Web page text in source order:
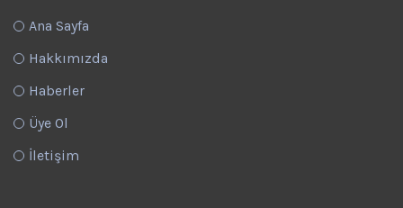
Ana Sayfa
Hakkımızda
Haberler
Üye Ol
İletişim